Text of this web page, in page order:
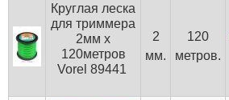
Круглая леска
для триммера
2мм х
120метров
Vorel 89441
2
мм.
120
метров.